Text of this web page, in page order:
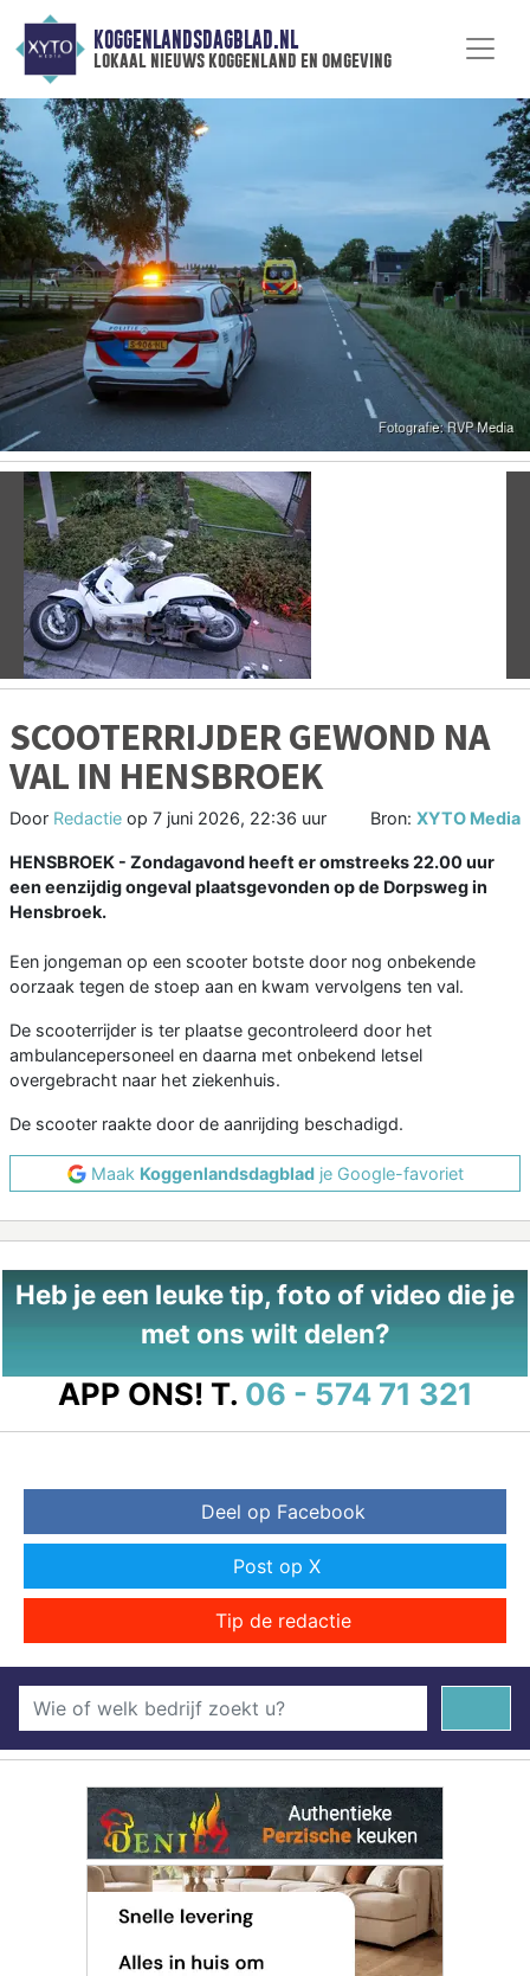
KOGGENLANDSDAGBLAD.NL
lokaal nieuws koggenland en omgeving
Vorige
SCOOTERRIJDER GEWOND NA
VAL IN HENSBROEK
Door Redactie op 7 juni 2026, 22:36 uur Bron: XYTO Media
HENSBROEK - Zondagavond heeft er omstreeks 22.00 uur
een eenzijdig ongeval plaatsgevonden op de Dorpsweg in
Hensbroek.
Een jongeman op een scooter botste door nog onbekende
oorzaak tegen de stoep aan en kwam vervolgens ten val.
De scooterrijder is ter plaatse gecontroleerd door het
ambulancepersoneel en daarna met onbekend letsel
overgebracht naar het ziekenhuis.
De scooter raakte door de aanrijding beschadigd.
Maak Koggenlandsdagbladje Google-favoriet
Heb je een leuke tip, foto of video die je
met ons wilt delen?
APP ONS! T. 06 - 574 71 321
Deel op Facebook
Post op X
Tip de redactie